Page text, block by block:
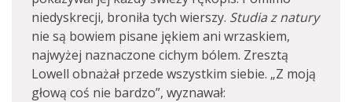
niedyskrecji, broniła tych wierszy. Studia z natury
nie są bowiem pisane jękiem ani wrzaskiem,
najwyżej naznaczone cichym bólem. Zresztą
Lowell obnażał przede wszystkim siebie. „Z moją
głową coś nie bardzo”, wyznawał: